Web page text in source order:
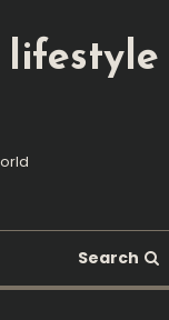
lifestyle
Search